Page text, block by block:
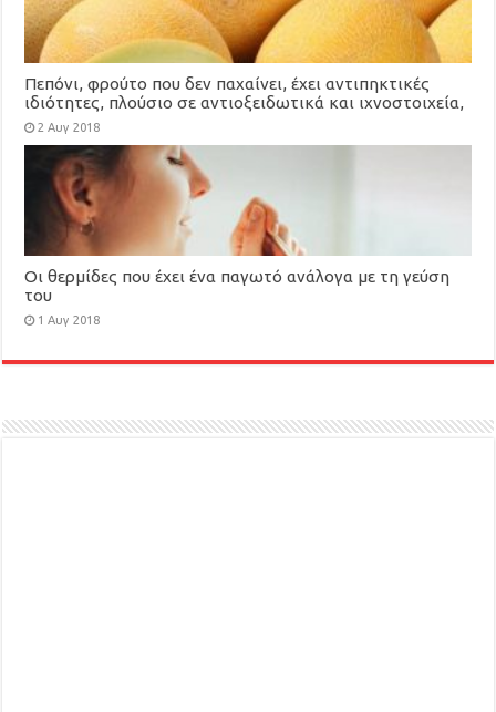
Πεπόνι, φρούτο που δεν παχαίνει, έχει αντιπηκτικές
ιδιότητες, πλούσιο σε αντιοξειδωτικά και ιχνοστοιχεία,
βοηθά στο αδυνάτισμα
2 Αυγ 2018
Οι θερμίδες που έχει ένα παγωτό ανάλογα με τη γεύση
του
1 Αυγ 2018